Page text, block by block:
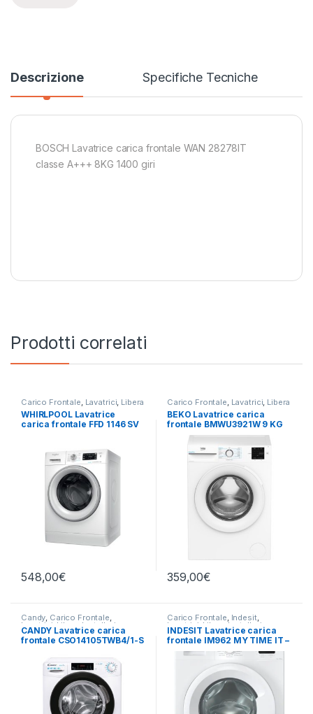
Descrizione Specifiche Tecniche
BOSCH Lavatrice carica frontale WAN 28278IT
classe A+++ 8KG 1400 giri
Prodotti correlati
Carico Frontale Lavatrici Libera
Installazione Whirlpool
WHIRLPOOL Lavatrice
carica frontale FFD 1146 SV
548,00€
Carico Frontale Lavatrici Libera
Installazione
BEKO Lavatrice carica
frontale BMWU3921W 9 KG
1200 GIRI
359,00€
Candy, Carico Frontale,
Lavatrici ,Libera Installazione
CANDY Lavatrice carica
frontale CSO14105TWB4/1-S
Carico Frontale, Indesit,
Lavatrici,Libera Installazione
INDESIT Lavatrice carica
frontale IM962 MY TIME IT –
LAVATRICE 9KG 1200 GIRI